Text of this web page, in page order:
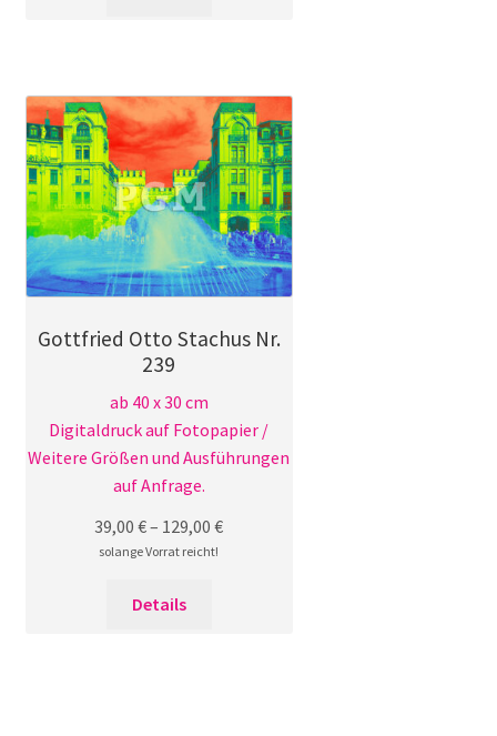
auf.
Die
Optionen
können
auf
der
Produktseite
werden
Gottfried Otto Stachus Nr.
239
ab 40 x 30 cm
Digitaldruck auf Fotopapier /
Weitere Größen und Ausführungen
auf Anfrage.
39,00€– 129,00€
solange Vorrat reicht!
Details